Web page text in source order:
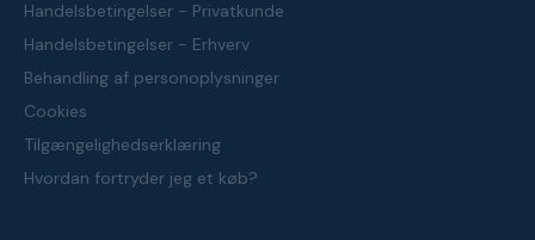
Handelsbetingelser - Privatkunde
Handelsbetingelser - Erhverv
Behandling af personoplysninger
Cookies
Tilgængelighedserklæring
Hvordan fortryder jeg et køb?